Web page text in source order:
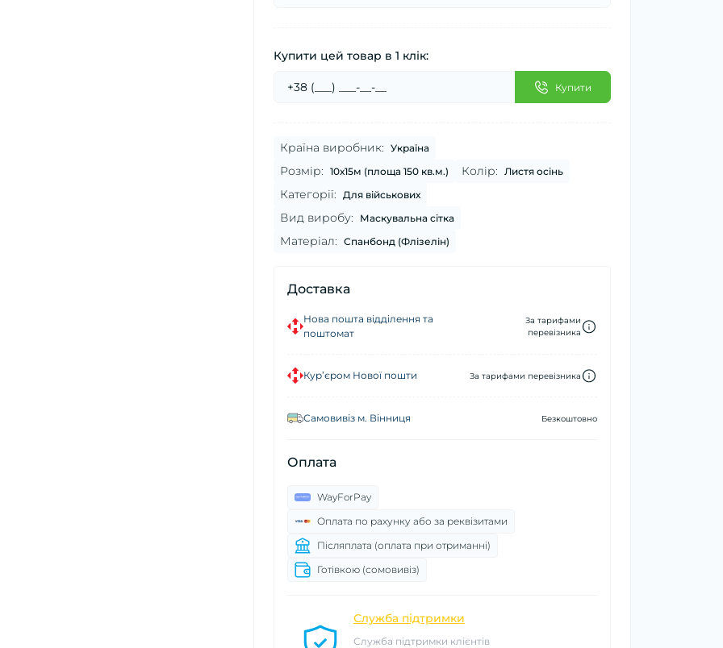
Купити цей товар в 1 клік:
Купити
Країна виробник: Україна
Розмір: 10х15м (площа 150 кв.м.) Колір: Листя осінь
Категорії: Для військових
Вид виробу: Маскувальна сітка
Матеріал: Спанбонд (Флізелін)
Доставка
Нова пошта відділення та
поштомат
За тарифами
перевізника
Кур’єром Нової пошти За тарифами перевізника
Самовивіз м. Вінниця Безкоштовно
Оплата
WayForPay
Оплата по рахунку або за реквізитами
Післяплата (оплата при отриманні)
Готівкою (сомовивіз)
Служба підтримки
Служба підтримки клієнтів